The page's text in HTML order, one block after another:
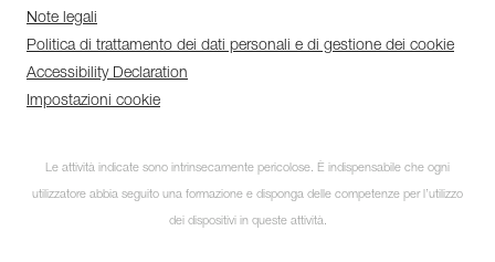
Note legali
Politica di trattamento dei dati personali e di gestione dei cookie
Accessibility Declaration
Impostazioni cookie
Le attività indicate sono intrinsecamente pericolose. È indispensabile che ogni
utilizzatore abbia seguito una formazione e disponga delle competenze per l’utilizzo
dei dispositivi in queste attività.